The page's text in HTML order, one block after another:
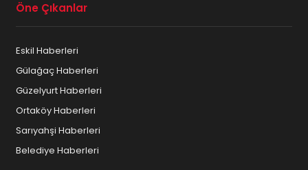
Öne Çıkanlar
Eskil Haberleri
Gülağaç Haberleri
Güzelyurt Haberleri
Ortaköy Haberleri
Sarıyahşi Haberleri
Belediye Haberleri